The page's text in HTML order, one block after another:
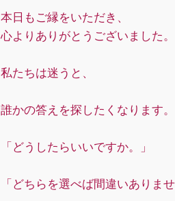
本日もご縁をいただき、
心よりありがとうございました。
私たちは迷うと、
誰かの答えを探したくなります。
「どうしたらいいですか。」
「どちらを選べば間違いありませ